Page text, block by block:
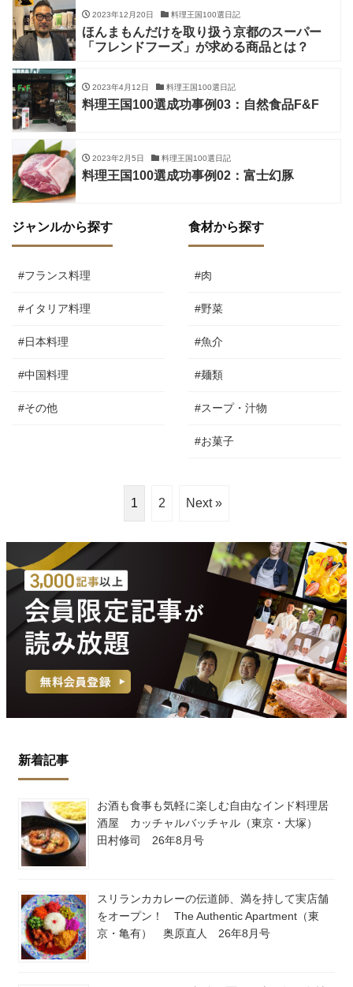
2023年12月20日 料理王国100選日記
ほんまもんだけを取り扱う京都のスーパー
「フレンドフーズ」が求める商品とは？
2023年4月12日 料理王国100選日記
料理王国100選成功事例03：自然食品F&F
2023年2月5日 料理王国100選日記
料理王国100選成功事例02：富士幻豚
ジャンルから探す
#フランス料理
#イタリア料理
#日本料理
#中国料理
#その他
食材から探す
#肉
#野菜
#魚介
#麺類
#スープ・汁物
#お菓子
1 2 Next »
新着記事
お酒も食事も気軽に楽しむ自由なインド料理居
酒屋 カッチャルバッチャル（東京・大塚）
田村修司 26年8月号
スリランカカレーの伝道師、満を持して実店舗
をオープン！ The Authentic Apartment（東
京・亀有） 奥原直人 26年8月号